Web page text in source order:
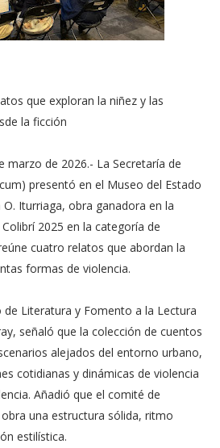
que exploran la niñez y las
la ficción
marzo de 2026.- La Secretaría de
presentó en el Museo del Estado
O. Iturriaga, obra ganadora en la
2025 en la categoría de
cuatro relatos que abordan la
formas de violencia.
Literatura y Fomento a la Lectura
señaló que la colección de cuentos
alejados del entorno urbano,
cotidianas y dinámicas de violencia
Añadió que el comité de
una estructura sólida, ritmo
estilística.